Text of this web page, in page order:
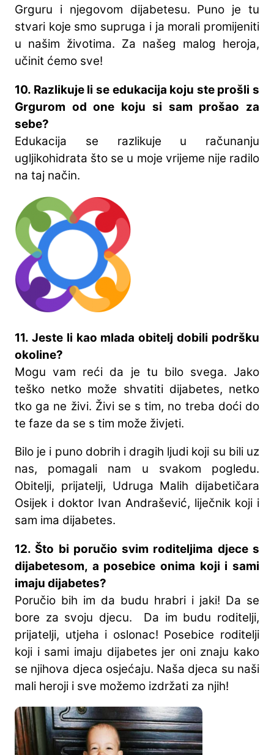
Grguru i njegovom dijabetesu. Puno je tu
stvari koje smo supruga i ja morali promijeniti
u našim životima. Za našeg malog heroja,
učinit ćemo sve!
10. Razlikuje li se edukacija koju ste prošli s
Grgurom od one koju si sam prošao za
sebe?
Edukacija se razlikuje u računanju
ugljikohidrata što se u moje vrijeme nije radilo
na taj način.
11. Jeste li kao mlada obitelj dobili podršku
okoline?
Mogu vam reći da je tu bilo svega. Jako
teško netko može shvatiti dijabetes, netko
tko ga ne živi. Živi se s tim, no treba doći do
te faze da se s tim može živjeti.
Bilo je i puno dobrih i dragih ljudi koji su bili uz
nas, pomagali nam u svakom pogledu.
Obitelji, prijatelji, Udruga Malih dijabetičara
Osijek i doktor Ivan Andrašević, liječnik koji i
sam ima dijabetes.
12. Što bi poručio svim roditeljima djece s
dijabetesom, a posebice onima koji i sami
imaju dijabetes?
Poručio bih im da budu hrabri i jaki! Da se
bore za svoju djecu. Da im budu roditelji,
prijatelji, utjeha i oslonac! Posebice roditelji
koji i sami imaju dijabetes jer oni znaju kako
se njihova djeca osjećaju. Naša djeca su naši
mali heroji i sve možemo izdržati za njih!